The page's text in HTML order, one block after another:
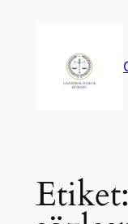
Etiket: